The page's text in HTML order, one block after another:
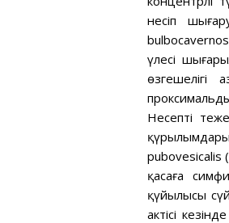
несіп
үлесі
Несепті
pubovesicalis
қасаға
қүйылысы
актісі